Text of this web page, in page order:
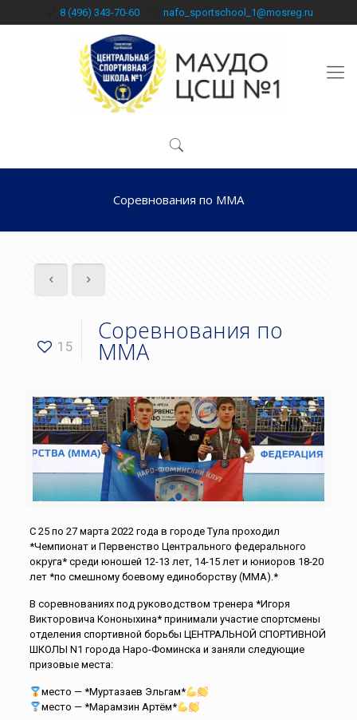
8 (496) 343-70-60 nafo_sportschool_1@mosreg.ru
Соревнования по ММА
15
Соревнования по
ММА
С 25 по 27 марта 2022 года в городе Тула проходил
*Чемпионат и Первенство Центрального федерального
округа* среди юношей 12-13 лет, 14-15 лет и юниоров 18-20
лет *по смешному боевому единоборству (ММА).*
В соревнованиях под руководством тренера *Игоря
Викторовича Кононыхина* принимали участие спортсмены
отделения спортивной борьбы ЦЕНТРАЛЬНОЙ СПОРТИВНОЙ
ШКОЛЫ N1 города Наро-Фоминска и заняли следующие
призовые места:
место — *Муртазаев Эльгам*
место — *Марамзин Артём*